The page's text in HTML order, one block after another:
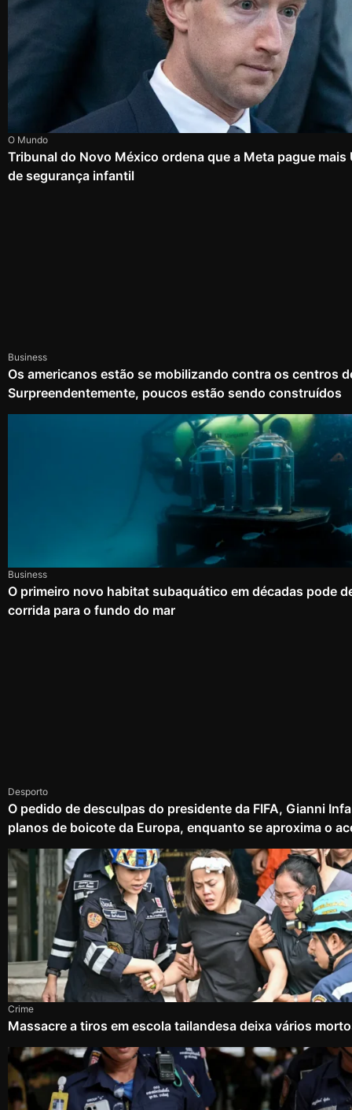
O Mundo
Tribunal do Novo México ordena que a Meta pague mais
de segurança infantil
Business
Os americanos estão se mobilizando contra os centros
Surpreendentemente, poucos estão sendo construídos
Business
O primeiro novo habitat subaquático em décadas pode
corrida para o fundo do mar
Desporto
O pedido de desculpas do presidente da FIFA, Gianni
planos de boicote da Europa, enquanto se aproxima o
Crime
Massacre a tiros em escola tailandesa deixa vários